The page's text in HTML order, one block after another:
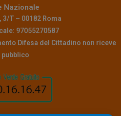
Nazionale
3/T – 00182 Roma
97055270587
Difesa del Cittadino non riceve
pubblico